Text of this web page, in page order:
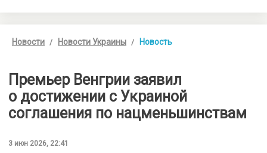
Новости Новости Украины Новость
Премьер Венгрии заявил
о достижении с Украиной
соглашения по нацменьшинствам
3 июн 2026, 22:41